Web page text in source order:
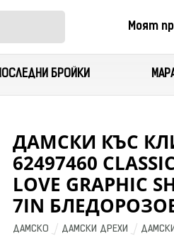
Моят
ПОСЛЕДНИ БРОЙКИ
ДАМСКИ КЪС
62497460
LOVE GRAPHIC
7IN
ДАМСКО ДАМСКИ ДРЕХИ